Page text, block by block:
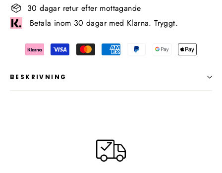
30 dagar retur efter mottagande
Betala inom 30 dagar med Klarna. Tryggt.
BESKRIVNING